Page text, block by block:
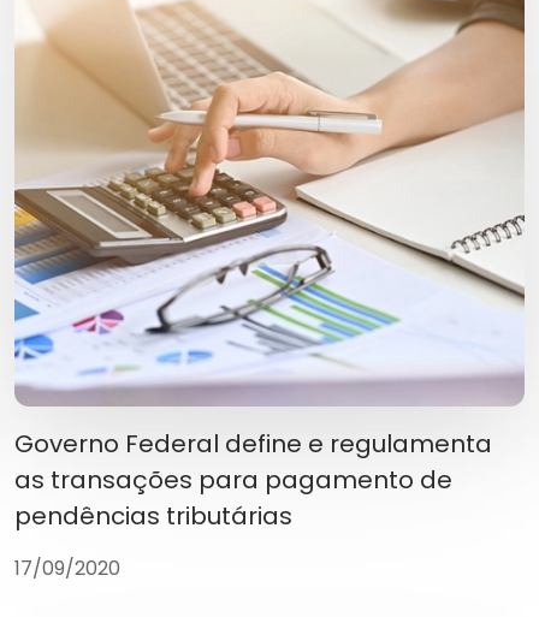
Governo Federal define e regulamenta
as transações para pagamento de
pendências tributárias
17/09/2020